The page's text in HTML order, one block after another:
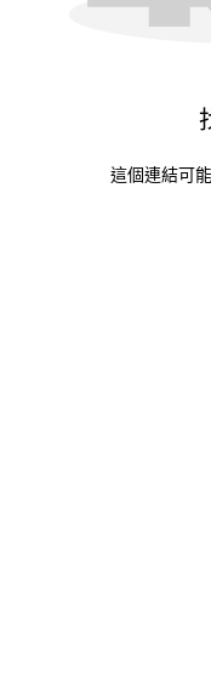
這個連結可